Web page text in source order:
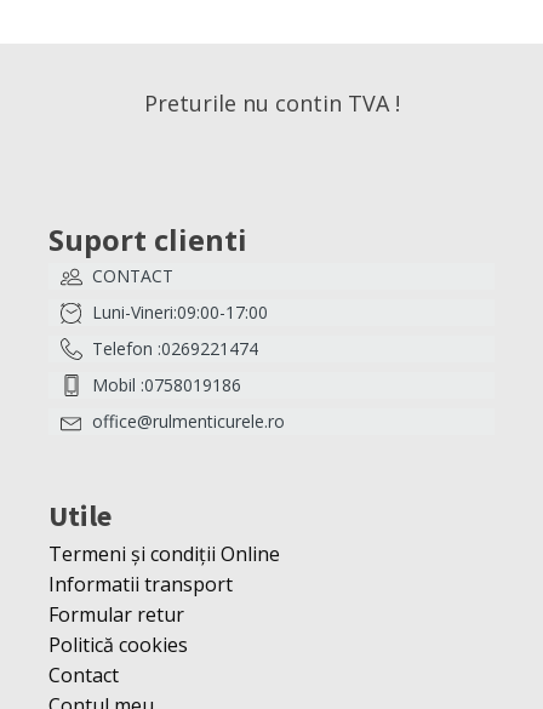
Preturile nu contin TVA !
Suport clienti
CONTACT
Luni-Vineri:09:00-17:00
Telefon :0269221474
Mobil :0758019186
office@rulmenticurele.ro
Utile
Termeni și condiții Online
Informatii transport
Formular retur
Politică cookies
Contact